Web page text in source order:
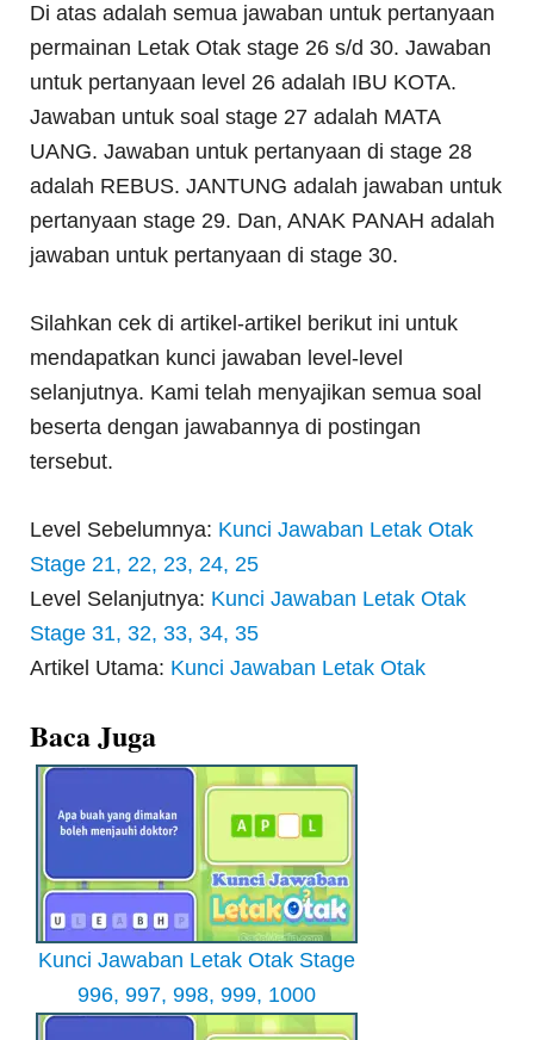
Di atas adalah semua jawaban untuk pertanyaan
permainan Letak Otak stage 26 s/d 30. Jawaban
untuk pertanyaan level 26 adalah IBU KOTA.
Jawaban untuk soal stage 27 adalah MATA
UANG. Jawaban untuk pertanyaan di stage 28
adalah REBUS. JANTUNG adalah jawaban untuk
pertanyaan stage 29. Dan, ANAK PANAH adalah
jawaban untuk pertanyaan di stage 30.
Silahkan cek di artikel-artikel berikut ini untuk
mendapatkan kunci jawaban level-level
selanjutnya. Kami telah menyajikan semua soal
beserta dengan jawabannya di postingan
tersebut.
Level Sebelumnya: Kunci Jawaban Letak Otak
Stage 21, 22, 23, 24, 25
Level Selanjutnya: Kunci Jawaban Letak Otak
Stage 31, 32, 33, 34, 35
Artikel Utama: Kunci Jawaban Letak Otak
Baca Juga
Kunci Jawaban Letak Otak Stage
996, 997, 998, 999, 1000